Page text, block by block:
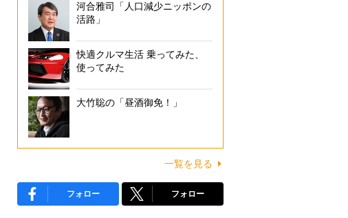
河合雅司「人口減少ニッポンの
活路」
快適クルマ生活 乗ってみた、
使ってみた
大竹聡の「昼酒御免！」
一覧を見る
フォロー フォロー